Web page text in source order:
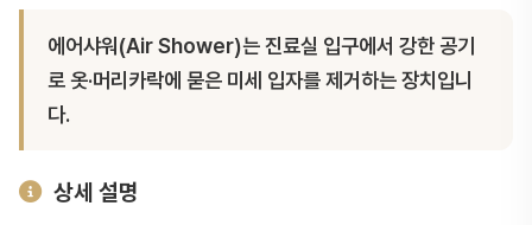
에어샤워(Air Shower)는 진료실 입구에서 강한 공기
로 옷·머리카락에 묻은 미세 입자를 제거하는 장치입니
다.
상세 설명